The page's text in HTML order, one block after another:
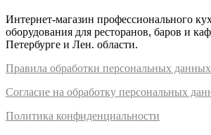
Интернет-магазин профессионального
оборудования для ресторанов, баров и
Петербурге и Лен. области.
Правила обработки персональных данных
Согласие на обработку персональных
Политика конфиденциальности